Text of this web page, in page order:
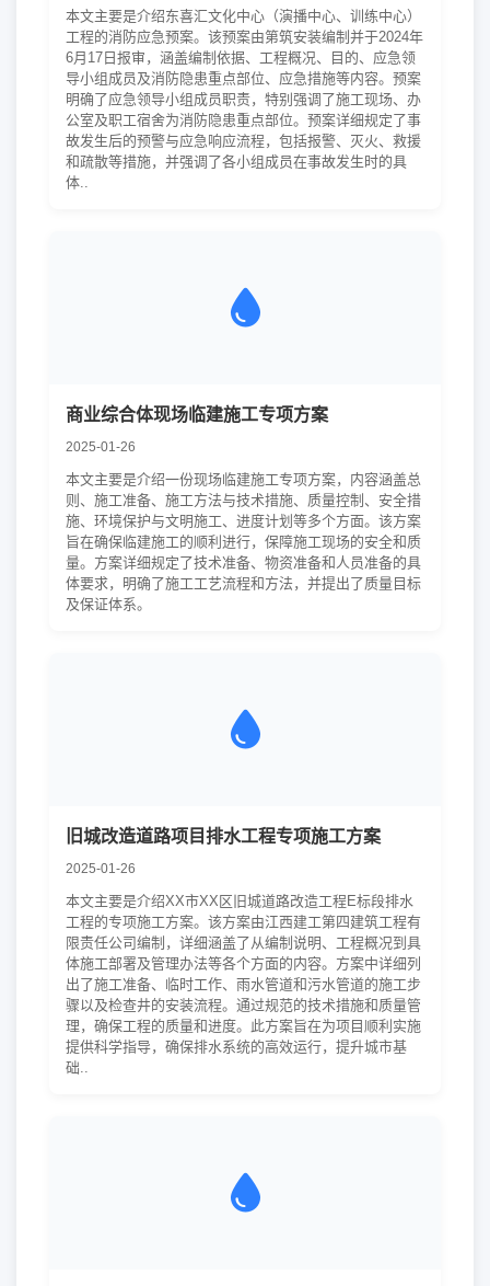
本文主要是介绍东喜汇文化中心（演播中心、训练中心）
工程的消防应急预案。该预案由第筑安装编制并于2024年
6月17日报审，涵盖编制依据、工程概况、目的、应急领
导小组成员及消防隐患重点部位、应急措施等内容。预案
明确了应急领导小组成员职责，特别强调了施工现场、办
公室及职工宿舍为消防隐患重点部位。预案详细规定了事
故发生后的预警与应急响应流程，包括报警、灭火、救援
和疏散等措施，并强调了各小组成员在事故发生时的具
体..
商业综合体现场临建施工专项方案
2025-01-26
本文主要是介绍一份现场临建施工专项方案，内容涵盖总
则、施工准备、施工方法与技术措施、质量控制、安全措
施、环境保护与文明施工、进度计划等多个方面。该方案
旨在确保临建施工的顺利进行，保障施工现场的安全和质
量。方案详细规定了技术准备、物资准备和人员准备的具
体要求，明确了施工工艺流程和方法，并提出了质量目标
及保证体系。
旧城改造道路项目排水工程专项施工方案
2025-01-26
本文主要是介绍XX市XX区旧城道路改造工程E标段排水
工程的专项施工方案。该方案由江西建工第四建筑工程有
限责任公司编制，详细涵盖了从编制说明、工程概况到具
体施工部署及管理办法等各个方面的内容。方案中详细列
出了施工准备、临时工作、雨水管道和污水管道的施工步
骤以及检查井的安装流程。通过规范的技术措施和质量管
理，确保工程的质量和进度。此方案旨在为项目顺利实施
提供科学指导，确保排水系统的高效运行，提升城市基
础..